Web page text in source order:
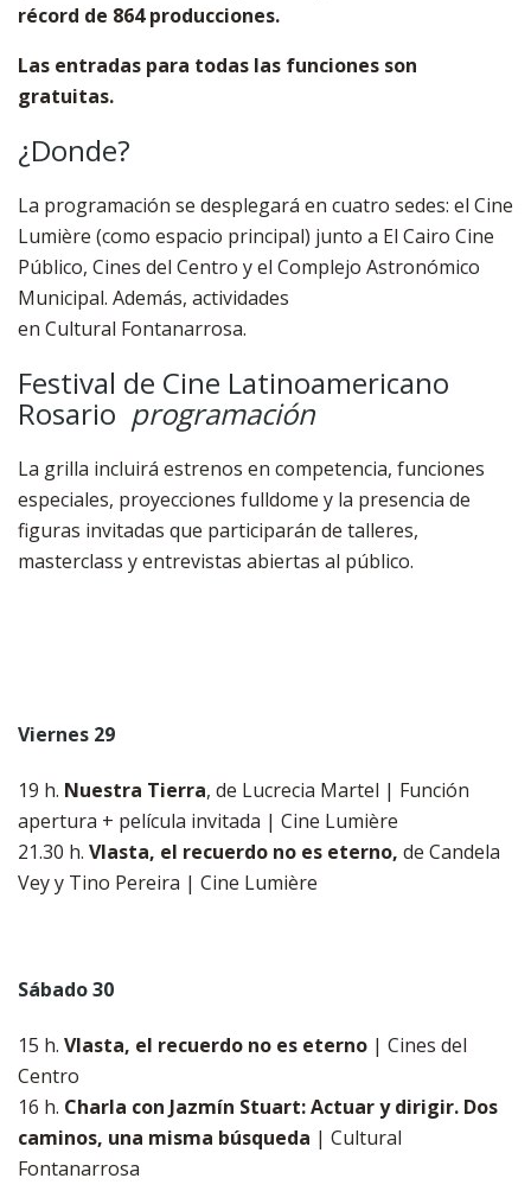
récord de 864 producciones.
Las entradas para todas las funciones son
gratuitas.
¿Donde?
La programación se desplegará en cuatro sedes: el Cine
Lumière (como espacio principal) junto a El Cairo Cine
Público, Cines del Centro y el Complejo Astronómico
Municipal. Además, actividades
en Cultural Fontanarrosa.
Festival de Cine Latinoamericano
Rosario programación
La grilla incluirá estrenos en competencia, funciones
especiales, proyecciones fulldome y la presencia de
figuras invitadas que participarán de talleres,
masterclass y entrevistas abiertas al público.
Viernes 29
19 h. Nuestra Tierra, de Lucrecia Martel | Función
apertura + película invitada | Cine Lumière
21.30 h. Vlasta, el recuerdo no es eterno, de Candela
Vey y Tino Pereira | Cine Lumière
Sábado 30
15 h. Vlasta, el recuerdo no es eterno | Cines del
Centro
16 h. Charla con Jazmín Stuart: Actuar y dirigir. Dos
caminos, una misma búsqueda | Cultural
Fontanarrosa